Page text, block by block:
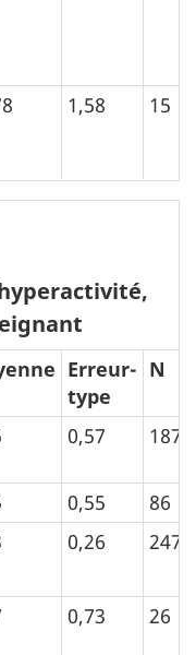
1,58 15
Erreur-
type
N
0,57 187
0,55
86
0,26 247
0,73 26